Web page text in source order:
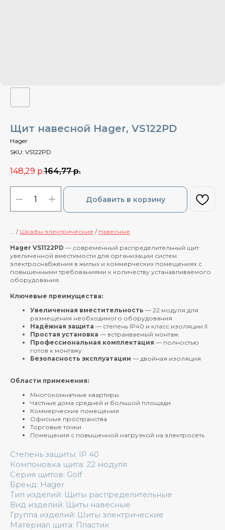
Щит навесной Hager, VS122PD
Hager
SKU: VS122PD
148,29 р.164,77 р.
Добавить в корзину
... / Шкафы электрические / Навесные
Hager VS1122PD — современный распределительный щит
увеличенной вместимости для организации систем
электроснабжения в жилых и коммерческих помещениях с
повышенными требованиями к количеству устанавливаемого
оборудования.
Ключевые преимущества:
Увеличенная вместительность — 22 модуля для
размещения необходимого оборудования
Надёжная защита — степень IP40 и класс изоляции II
Простая установка — встраиваемый монтаж
Профессиональная комплектация — полностью
готов к монтажу
Безопасность эксплуатации — двойная изоляция
Области применения:
Многокомнатные квартиры
Частные дома средней и большой площади
Коммерческие помещения
Офисные пространства
Торговые точки
Помещения с повышенной нагрузкой на электросеть
Степень защиты: IP 40
Компоновка щита: 22 модуля
Серия щитов: Golf
Бренд: Hager
Тип изделий: Щиты распределительные
Вид изделий: Щиты навесные
Группа изделий: Шиты электрические
Материал щита: Пластик